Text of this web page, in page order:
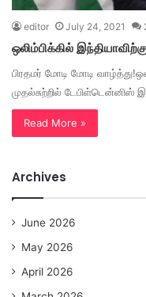
editor July 24, 2021
ஒலிம்பிக்கில்
பிரதமர் மோடி மோடி
முதல்சுற்றில் டேபிள்டென்னிஸ்
Read More »
Archives
June 2026
May 2026
April 2026